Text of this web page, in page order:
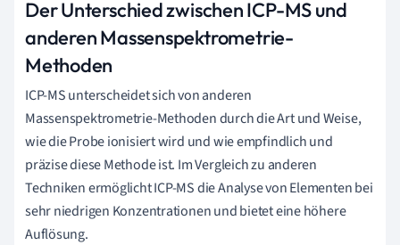
Der Unterschied zwischen ICP-MS und
anderen Massenspektrometrie-
Methoden
ICP-MS unterscheidet sich von anderen
Massenspektrometrie-Methoden durch die Art und Weise,
wie die Probe ionisiert wird und wie empfindlich und
präzise diese Methode ist. Im Vergleich zu anderen
Techniken ermöglicht ICP-MS die Analyse von Elementen bei
sehr niedrigen Konzentrationen und bietet eine höhere
Auflösung.